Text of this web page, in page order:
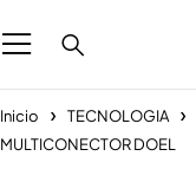
Inicio TECNOLOGIA
MULTICONECTOR DOEL